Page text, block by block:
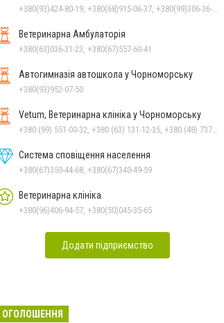
Ветеринарна Амбулаторія
+380(63)036-31-23, +380(67)557-60-41
Автогимназія автошкола у Чорноморську
+380(93)952-07-50
Vetum, Ветеринарна клініка у Чорноморську
Система сповіщення населення
+380(67)350-44-68, +380(67)340-49-59
Ветеринарна клініка
+380(96)406-94-57, +380(50)045-35-65
Додати підприємство
ОГОЛОШЕННЯ